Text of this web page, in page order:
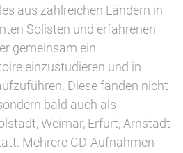
aus zahlreichen Ländern in
Solisten und erfahrenen
gemeinsam ein
einzustudieren und in
Diese fanden nicht
bald auch als
Weimar, Erfurt, Arnstadt
Mehrere CD-Aufnahmen